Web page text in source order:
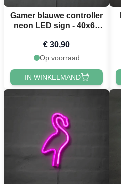
Gamer blauwe controller
neon LED sign - 40x60
€ 30,90
Op voorraad
IN WINKELMAND